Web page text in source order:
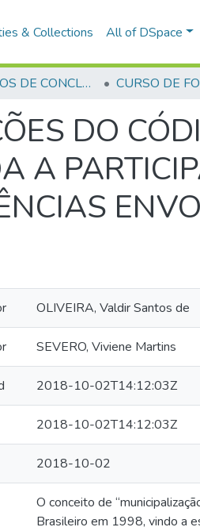
& Collections All of DSpace
TRABALHOS DE CONCLUSÃO DE CURSO - CFP (CURSO DE FORMAÇÃO DE PRAÇAS)
DO
A
OLIVEIRA, Valdir Santos de
SEVERO, Viviene Martins
2018-10-02T14:12:03Z
2018-10-02T14:12:03Z
2018-10-02
O conceito de
Brasileiro em 1998, vindo a